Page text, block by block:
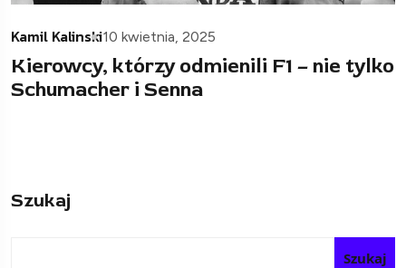
Kamil Kalinski10 kwietnia, 2025
Kierowcy, którzy odmienili F1 – nie tylko
Schumacher i Senna
Szukaj
Szukaj